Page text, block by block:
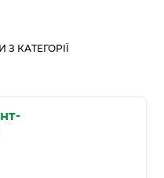
КАТЕГОРІЇ